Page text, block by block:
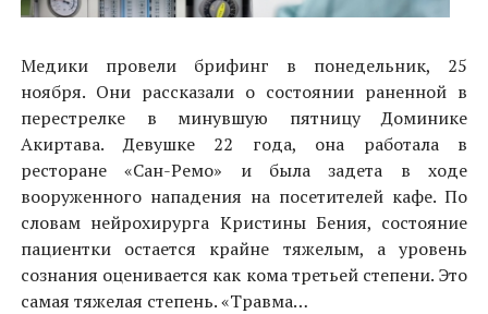
Медики провели брифинг в понедельник, 25
ноября. Они рассказали о состоянии раненной в
перестрелке в минувшую пятницу Доминике
Акиртава. Девушке 22 года, она работала в
ресторане «Сан-Ремо» и была задета в ходе
вооруженного нападения на посетителей кафе. По
словам нейрохирурга Кристины Бения, состояние
пациентки остается крайне тяжелым, а уровень
сознания оценивается как кома третьей степени. Это
самая тяжелая степень. «Травма…